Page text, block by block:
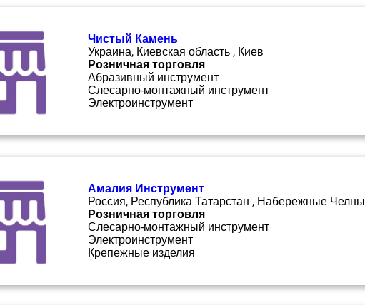
Чистый Камень
Украина, Киевская область , Киев
Розничная торговля
Абразивный инструмент
Слесарно-монтажный инструмент
Электроинструмент
Амалия Инструмент
Россия, Республика Татарстан , Набережные Челны
Розничная торговля
Слесарно-монтажный инструмент
Электроинструмент
Крепежные изделия